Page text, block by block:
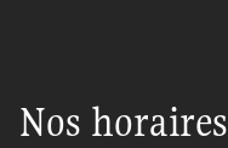
Nos horaires